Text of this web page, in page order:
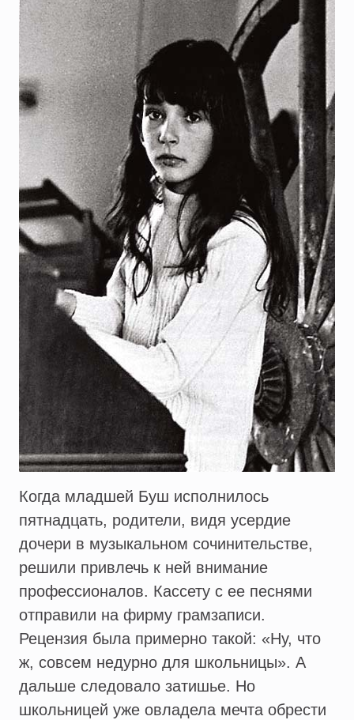
Когда младшей Буш исполнилось
пятнадцать, родители, видя усердие
дочери в музыкальном сочинительстве,
решили привлечь к ней внимание
профессионалов. Кассету с ее песнями
отправили на фирму грамзаписи.
Рецензия была примерно такой: «Ну, что
ж, совсем недурно для школьницы». А
дальше следовало затишье. Но
школьницей уже овладела мечта обрести